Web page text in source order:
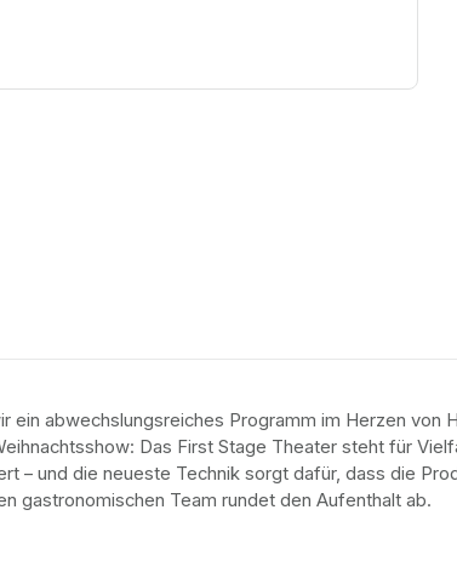
ein abwechslungsreiches Programm im Herzen von
Das First Stage Theater steht für
– und die neueste Technik sorgt dafür, dass die
gastronomischen Team rundet den Aufenthalt ab.